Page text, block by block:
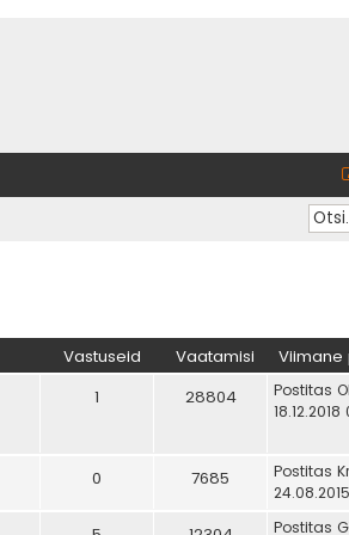
Vastuseid Vaatamisi Viimane
1 28804 Postitas
0 7685 Postitas
Postitas